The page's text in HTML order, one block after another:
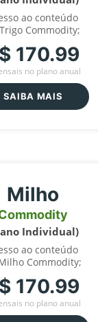
ao conteúdo
Commodity;
170.99
no plano anual
SAIBA MAIS
Milho
Individual)
ao conteúdo
Commodity;
170.99
no plano anual